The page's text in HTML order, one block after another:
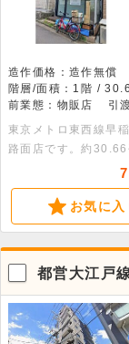
造作価格：造作無償
階層/面積：1階 /
前業態：物販店
引
東京メトロ東西線早
路面店です。約
れています。サービ
が期待できます。ま
7
お気に入
都営大江戸